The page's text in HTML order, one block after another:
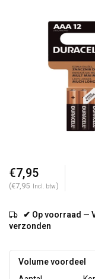
€7,95
(€7,95 Incl. btw)
✔ Op voorraad —
verzonden
Volume voordeel